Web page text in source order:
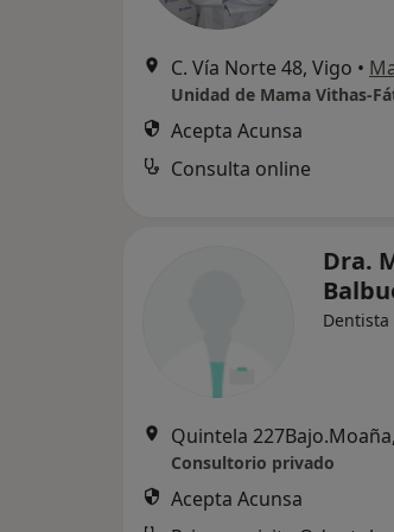
C. Vía Norte 48, Vigo •
Unidad de Mama Vithas-
Acepta Acunsa
Consulta online
Dra.
Dentista
Quintela
Consultorio privado
Acepta Acunsa